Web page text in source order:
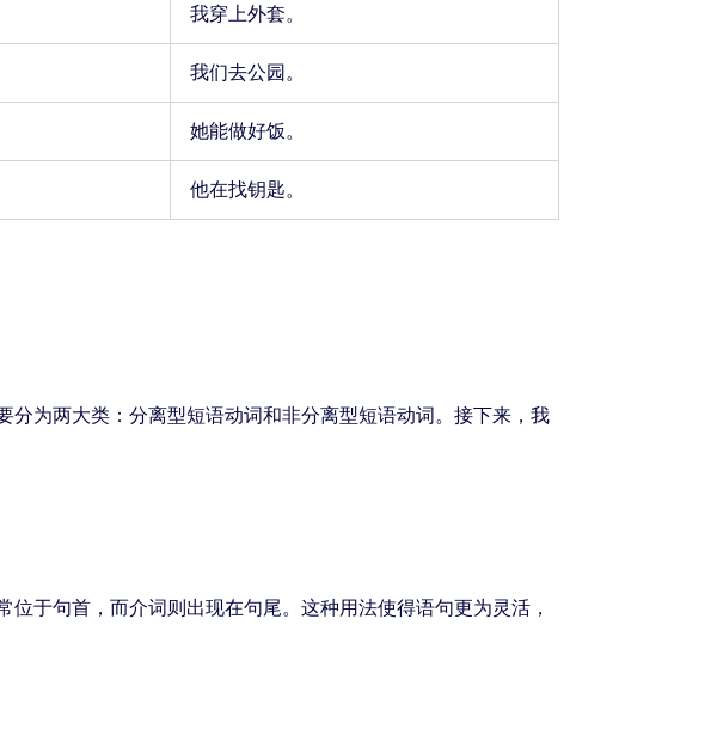
我穿上外套。
我们去公园。
她能做好饭。
他在找钥匙。
为两大类：分离型短语动词和非分离型短语动词。接下来，我
于句首，而介词则出现在句尾。这种用法使得语句更为灵活，